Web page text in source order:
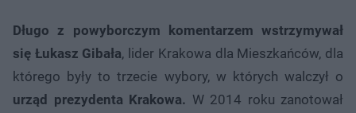
Długo z powyborczym komentarzem wstrzymywał
się Łukasz Gibała, lider Krakowa dla Mieszkańców, dla
którego były to trzecie wybory, w których walczył o
urząd prezydenta Krakowa. W 2014 roku zanotował